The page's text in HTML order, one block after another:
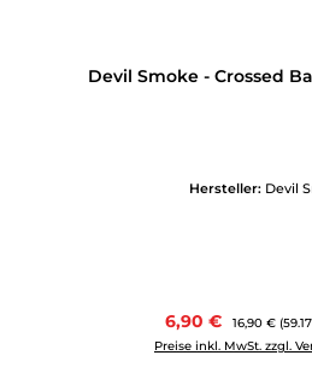
Devil Smoke - Crossed
Hersteller: Devil
Verkaufspreis:
6,90 € Regulärer
16,90 €
Preise inkl. MwSt. zzgl.